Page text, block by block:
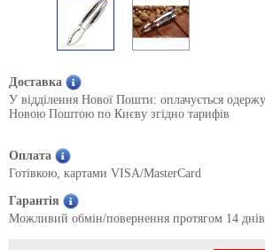
Доставка
У відділення Нової Пошти: оплачується
Новою Поштою по Києву згідно тарифів
Оплата
Готівкою, картами VISA/MasterCard
Гарантія
Можливий обмін/повернення протягом 14 днів